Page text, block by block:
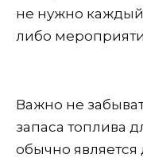
не нужно каждый
либо
Важно не
запаса топлива
обычно является